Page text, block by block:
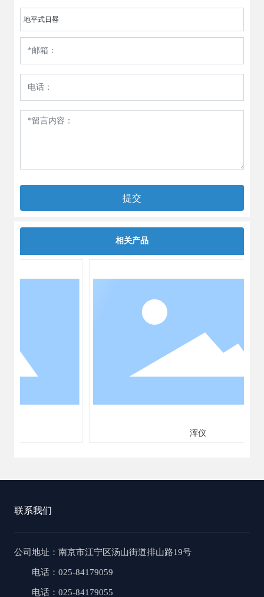
地平式日晷
提交
相关产品
联系我们
公司地址 ：南京市江宁区汤山街道排山路19号
电话：025-84179059
电话：025-84179055